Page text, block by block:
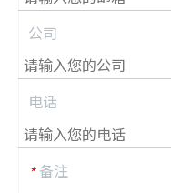
公司
电话
* 备注